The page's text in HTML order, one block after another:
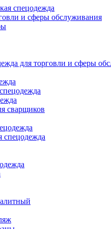
спецодежда
и сферы обслуживания
для торговли и сферы
сварщиков
спецодежда